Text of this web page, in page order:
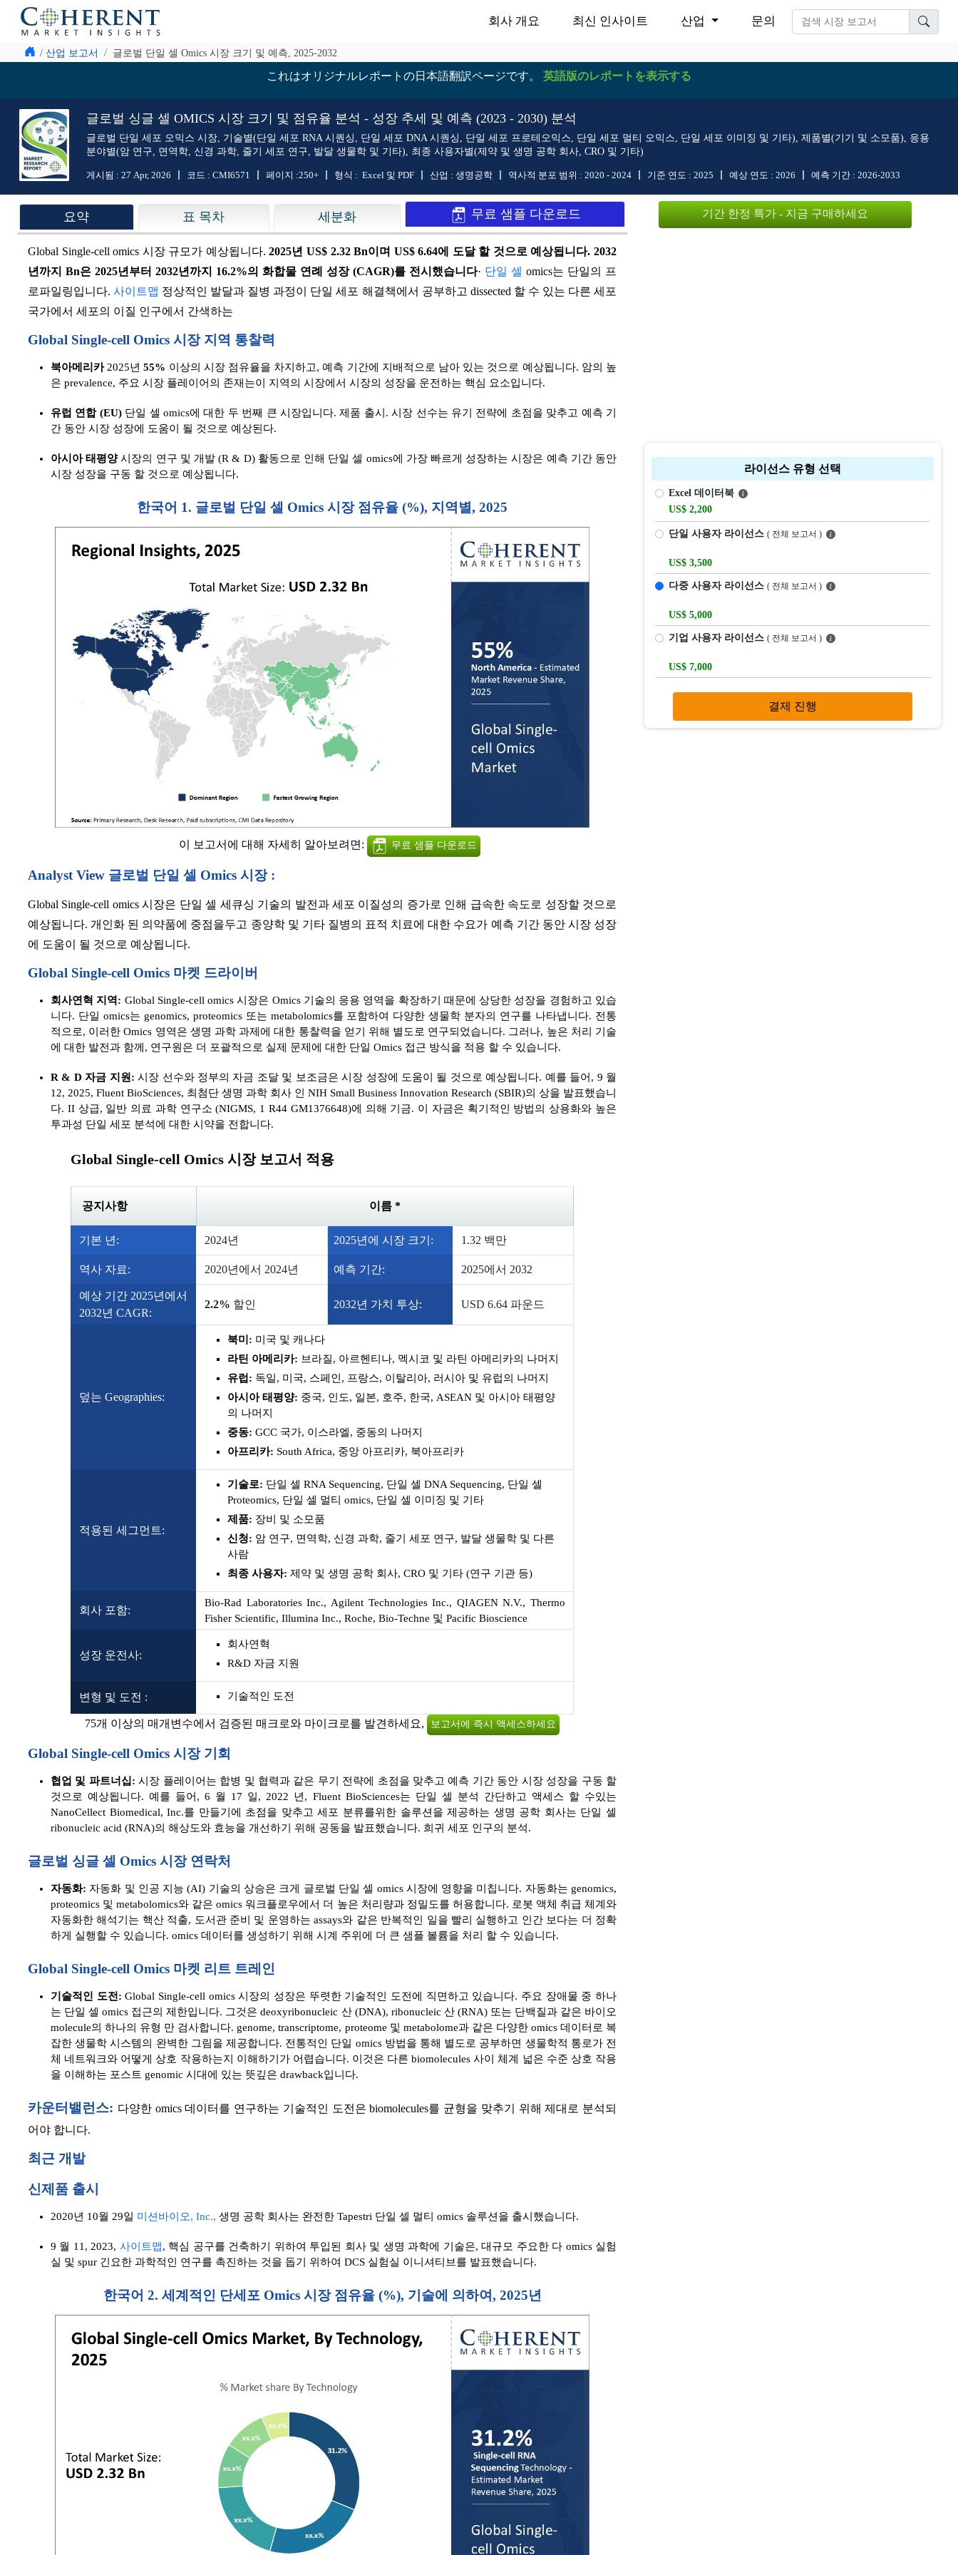
회사 개요 최신 인사이트 산업 문의
/ 산업 보고서 글로벌 단일 셀 Omics 시장 크기 및 예측, 2025-2032
これはオリジナルレポートの日本語翻訳ページです。 英語版のレポートを表示する
글로벌 싱글 셀 OMICS 시장 크기 및 점유율 분석 - 성장 추세 및 예측 (2023 - 2030) 분석
글로벌 단일 세포 오믹스 시장, 기술별(단일 세포 RNA 시퀀싱, 단일 세포 DNA 시퀀싱, 단일 세포 프로테오믹스, 단일 세포 멀티 오믹스, 단일 세포 이미징 및 기타), 제품별(기기 및 소모품), 응용
분야별(암 연구, 면역학, 신경 과학, 줄기 세포 연구, 발달 생물학 및 기타), 최종 사용자별(제약 및 생명 공학 회사, CRO 및 기타)
게시됨 : 27 Apr, 2026 코드 : CMI6571 페이지 :250+ 형식 : Excel 및 PDF 산업 : 생명공학 역사적 분포 범위 : 2020 - 2024 기준 연도 : 2025 예상 연도 : 2026 예측 기간 : 2026-2033
요약 표 목차 세분화 무료 샘플 다운로드
Global Single-cell omics 시장 규모가 예상됩니다.2025년 US$ 2.32 Bn이며 US$ 6.64에 도달 할 것으로 예상됩니다. 2032
년까지 Bn은 2025년부터 2032년까지 16.2%의 화합물 연례 성장 (CAGR)를 전시했습니다· 단일 셀 omics는 단일의 프
로파일링입니다.사이트맵 정상적인 발달과 질병 과정이 단일 세포 해결책에서 공부하고 dissected 할 수 있는 다른 세포
국가에서 세포의 이질 인구에서 간색하는
Global Single-cell Omics 시장 지역 통찰력
북아메리카2025년55% 이상의 시장 점유율을 차지하고, 예측 기간에 지배적으로 남아 있는 것으로 예상됩니다. 암의 높
은 prevalence, 주요 시장 플레이어의 존재는이 지역의 시장에서 시장의 성장을 운전하는 핵심 요소입니다.
유럽 연합 (EU)단일 셀 omics에 대한 두 번째 큰 시장입니다. 제품 출시. 시장 선수는 유기 전략에 초점을 맞추고 예측 기
간 동안 시장 성장에 도움이 될 것으로 예상된다.
아시아 태평양시장의 연구 및 개발 (R & D) 활동으로 인해 단일 셀 omics에 가장 빠르게 성장하는 시장은 예측 기간 동안
시장 성장을 구동 할 것으로 예상됩니다.
한국어 1. 글로벌 단일 셀 Omics 시장 점유율 (%), 지역별, 2025
이 보고서에 대해 자세히 알아보려면: 무료 샘플 다운로드
Analyst View 글로벌 단일 셀 Omics 시장 :
Global Single-cell omics 시장은 단일 셀 세큐싱 기술의 발전과 세포 이질성의 증가로 인해 급속한 속도로 성장할 것으로
예상됩니다. 개인화 된 의약품에 중점을두고 종양학 및 기타 질병의 표적 치료에 대한 수요가 예측 기간 동안 시장 성장
에 도움이 될 것으로 예상됩니다.
Global Single-cell Omics 마켓 드라이버
회사연혁 지역: Global Single-cell omics 시장은 Omics 기술의 응용 영역을 확장하기 때문에 상당한 성장을 경험하고 있습
니다. 단일 omics는 genomics, proteomics 또는 metabolomics를 포함하여 다양한 생물학 분자의 연구를 나타냅니다. 전통
적으로, 이러한 Omics 영역은 생명 과학 과제에 대한 통찰력을 얻기 위해 별도로 연구되었습니다. 그러나, 높은 처리 기술
에 대한 발전과 함께, 연구원은 더 포괄적으로 실제 문제에 대한 단일 Omics 접근 방식을 적용 할 수 있습니다.
R & D 자금 지원: 시장 선수와 정부의 자금 조달 및 보조금은 시장 성장에 도움이 될 것으로 예상됩니다. 예를 들어, 9 월
12, 2025, Fluent BioSciences, 최첨단 생명 과학 회사 인 NIH Small Business Innovation Research (SBIR)의 상을 발표했습니
다. II 상급, 일반 의료 과학 연구소 (NIGMS, 1 R44 GM1376648)에 의해 기금. 이 자금은 획기적인 방법의 상용화와 높은
투과성 단일 세포 분석에 대한 시약을 전합니다.
Global Single-cell Omics 시장 보고서 적용
공지사항 이름 *
기본 년: 2024년 2025년에 시장 크기: 1.32 백만
역사 자료: 2020년에서 2024년 예측 기간: 2025에서 2032
예상 기간 2025년에서
2032년 CAGR:
2.2% 할인 2032년 가치 투상: USD 6.64 파운드
덮는 Geographies:
북미: 미국 및 캐나다
라틴 아메리카: 브라질, 아르헨티나, 멕시코 및 라틴 아메리카의 나머지
유럽: 독일, 미국, 스페인, 프랑스, 이탈리아, 러시아 및 유럽의 나머지
아시아 태평양: 중국, 인도, 일본, 호주, 한국, ASEAN 및 아시아 태평양
의 나머지
중동:GCC 국가, 이스라엘, 중동의 나머지
아프리카: South Africa, 중앙 아프리카, 북아프리카
적용된 세그먼트:
기술로: 단일 셀 RNA Sequencing, 단일 셀 DNA Sequencing, 단일 셀
Proteomics, 단일 셀 멀티 omics, 단일 셀 이미징 및 기타
제품: 장비 및 소모품
신청: 암 연구, 면역학, 신경 과학, 줄기 세포 연구, 발달 생물학 및 다른
사람
최종 사용자:제약 및 생명 공학 회사, CRO 및 기타 (연구 기관 등)
회사 포함:
Bio-Rad Laboratories Inc., Agilent Technologies Inc., QIAGEN N.V., Thermo
Fisher Scientific, Illumina Inc., Roche, Bio-Techne 및 Pacific Bioscience
성장 운전사:
회사연혁
R&D 자금 지원
변형 및 도전 : 기술적인 도전
75개 이상의 매개변수에서 검증된 매크로와 마이크로를 발견하세요, 보고서에 즉시 액세스하세요
Global Single-cell Omics 시장 기회
협업 및 파트너십: 시장 플레이어는 합병 및 협력과 같은 무기 전략에 초점을 맞추고 예측 기간 동안 시장 성장을 구동 할
것으로 예상됩니다. 예를 들어, 6 월 17 일, 2022 년, Fluent BioSciences는 단일 셀 분석 간단하고 액세스 할 수있는
NanoCellect Biomedical, Inc.를 만들기에 초점을 맞추고 세포 분류를위한 솔루션을 제공하는 생명 공학 회사는 단일 셀
ribonucleic acid (RNA)의 해상도와 효능을 개선하기 위해 공동을 발표했습니다. 희귀 세포 인구의 분석.
글로벌 싱글 셀 Omics 시장 연락처
자동화: 자동화 및 인공 지능 (AI) 기술의 상승은 크게 글로벌 단일 셀 omics 시장에 영향을 미칩니다. 자동화는 genomics,
proteomics 및 metabolomics와 같은 omics 워크플로우에서 더 높은 처리량과 정밀도를 허용합니다. 로봇 액체 취급 체계와
자동화한 해석기는 핵산 적출, 도서관 준비 및 운영하는 assays와 같은 반복적인 일을 빨리 실행하고 인간 보다는 더 정확
하게 실행할 수 있습니다. omics 데이터를 생성하기 위해 시계 주위에 더 큰 샘플 볼륨을 처리 할 수 있습니다.
Global Single-cell Omics 마켓 리트 트레인
기술적인 도전: Global Single-cell omics 시장의 성장은 뚜렷한 기술적인 도전에 직면하고 있습니다. 주요 장애물 중 하나
는 단일 셀 omics 접근의 제한입니다. 그것은 deoxyribonucleic 산 (DNA), ribonucleic 산 (RNA) 또는 단백질과 같은 바이오
molecule의 하나의 유형 만 검사합니다. genome, transcriptome, proteome 및 metabolome과 같은 다양한 omics 데이터로 복
잡한 생물학 시스템의 완벽한 그림을 제공합니다. 전통적인 단일 omics 방법을 통해 별도로 공부하면 생물학적 통로가 전
체 네트워크와 어떻게 상호 작용하는지 이해하기가 어렵습니다. 이것은 다른 biomolecules 사이 체계 넓은 수준 상호 작용
을 이해하는 포스트 genomic 시대에 있는 뜻깊은 drawback입니다.
카운터밸런스: 다양한 omics 데이터를 연구하는 기술적인 도전은 biomolecules를 균형을 맞추기 위해 제대로 분석되
어야 합니다.
최근 개발
신제품 출시
2020년 10월 29일 미션바이오, Inc., 생명 공학 회사는 완전한 Tapestri 단일 셀 멀티 omics 솔루션을 출시했습니다.
9 월 11, 2023, 사이트맵, 핵심 공구를 건축하기 위하여 투입된 회사 및 생명 과학에 기술은, 대규모 주요한 다 omics 실험
실 및 spur 긴요한 과학적인 연구를 촉진하는 것을 돕기 위하여 DCS 실험실 이니셔티브를 발표했습니다.
한국어 2. 세계적인 단세포 Omics 시장 점유율 (%), 기술에 의하여, 2025년
기간 한정 특가 - 지금 구매하세요
라이선스 유형 선택
Excel 데이터북
US$ 2,200
단일 사용자 라이선스 ( 전체 보고서 )
US$ 3,500
다중 사용자 라이선스 ( 전체 보고서 )
US$ 5,000
기업 사용자 라이선스 ( 전체 보고서 )
US$ 7,000
결제 진행